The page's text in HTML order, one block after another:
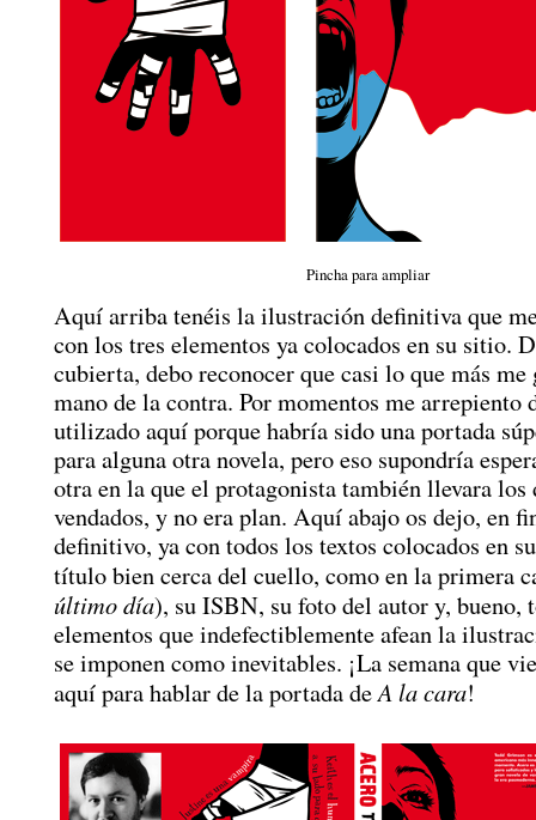
Pincha para ampliar
Aquí arriba tenéis la ilustración definitiva que
con los tres elementos ya colocados en su sitio.
cubierta, debo reconocer que casi lo que más me
mano de la contra. Por momentos me arrepiento
utilizado aquí porque habría sido una portada
para alguna otra novela, pero eso supondría
otra en la que el protagonista también llevara los
vendados, y no era plan. Aquí abajo os dejo, en
definitivo, ya con todos los textos colocados en
título bien cerca del cuello, como en la primera
último día), su ISBN, su foto del autor y, bueno,
elementos que indefectiblemente afean la
se imponen como inevitables. ¡La semana que
aquí para hablar de la portada deA la cara!